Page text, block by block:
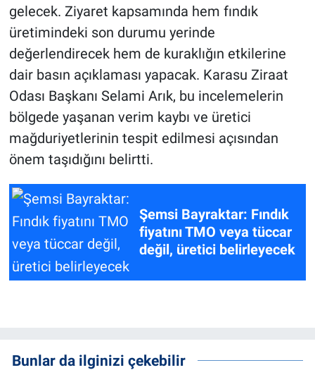
gelecek. Ziyaret kapsamında hem fındık
üretimindeki son durumu yerinde
değerlendirecek hem de kuraklığın etkilerine
dair basın açıklaması yapacak. Karasu Ziraat
Odası Başkanı Selami Arık, bu incelemelerin
bölgede yaşanan verim kaybı ve üretici
mağduriyetlerinin tespit edilmesi açısından
önem taşıdığını belirtti.
Şemsi Bayraktar: Fındık
fiyatını TMO veya tüccar
değil, üretici belirleyecek
Bunlar da ilginizi çekebilir